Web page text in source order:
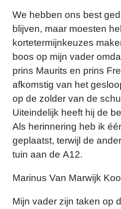
We hebben ons best
blijven, maar moesten
kortetermijnkeuzes
boos op mijn vader
prins Maurits en prins
afkomstig van het
op de zolder van de
Uiteindelijk heeft hij de
Als herinnering heb ik
geplaatst, terwijl de
tuin aan de A12.
Marinus Van Marwijk
Mijn vader zijn taken op